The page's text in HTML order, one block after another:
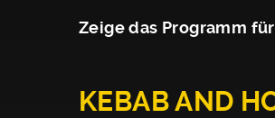
Zeige das Programm
KEBAB AND